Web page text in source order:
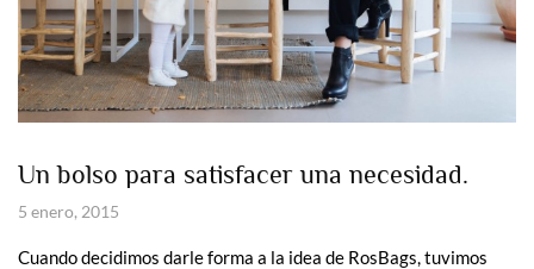
Un bolso para satisfacer una necesidad.
5 enero, 2015
Cuando decidimos darle forma a la idea de RosBags, tuvimos